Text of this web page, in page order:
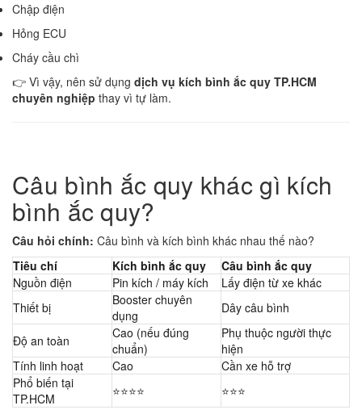
Chập điện
Hỏng ECU
Cháy cầu chì
👉 Vì vậy, nên sử dụng dịch vụ kích bình ắc quy TP.HCM
chuyên nghiệp thay vì tự làm.
Câu bình ắc quy khác gì kích
bình ắc quy?
Câu hỏi chính: Câu bình và kích bình khác nhau thế nào?
Tiêu chí
Kích bình ắc quy
Câu bình ắc quy
Nguồn điện
Pin kích / máy kích
Lấy điện từ xe khác
Thiết bị
Booster chuyên
dụng
Dây câu bình
Độ an toàn
Cao (nếu đúng
chuẩn)
Phụ thuộc người thực
hiện
Tính linh hoạt
Cao
Cần xe hỗ trợ
Phổ biến tại
TP.HCM
⭐⭐⭐⭐ ⭐⭐⭐